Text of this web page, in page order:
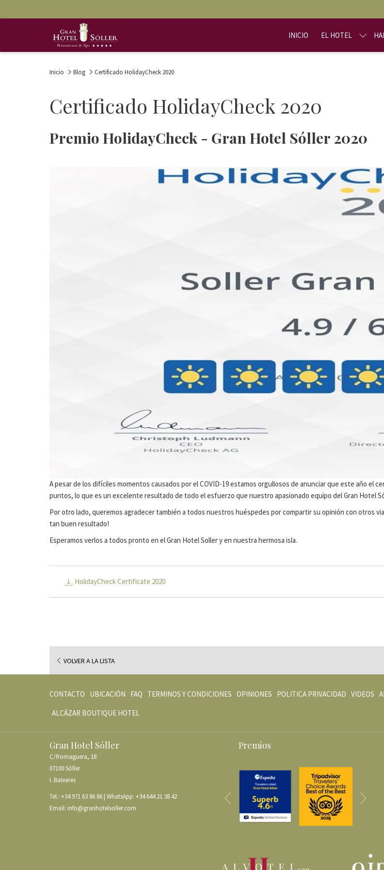
INICIO EL HOTEL
Inicio Blog Certificado HolidayCheck 2020
Certificado HolidayCheck 2020
Premio HolidayCheck - Gran Hotel Sóller 2020
A pesar de los difíciles momentos causados por el COVID-19 estamos orgullosos de anunciar que este año el
puntos, lo que es un excelente resultado de todo el esfuerzo que nuestro apasionado equipo del Gran Hotel
Por otro lado, queremos agradecer también a todos nuestros huéspedes por compartir su opinión con otros
tan buen resultado!
Esperamos verlos a todos pronto en el Gran Hotel Soller y en nuestra hermosa isla.
HolidayCheck Certificate 2020
VOLVER A LA LISTA
CONTACTO UBICACIÓN FAQ TERMINOS Y CONDICIONES OPINIONES POLITICA PRIVACIDAD VIDEOS
ALCÁZAR BOUTIQUE HOTEL
Gran Hotel Sóller
C/Romaguera, 18
07100 Sóller
I. Baleares
Tel.: +34 971 63 86 86 | WhatsApp: +34 644 21 38 42
Email: info@granhotelsoller.com
Premios
Anterior